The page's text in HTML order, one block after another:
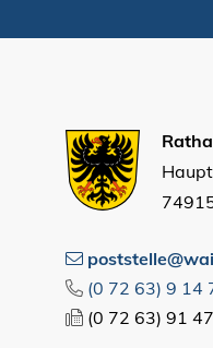
(0 72 63) 9 14
(0 72 63) 91